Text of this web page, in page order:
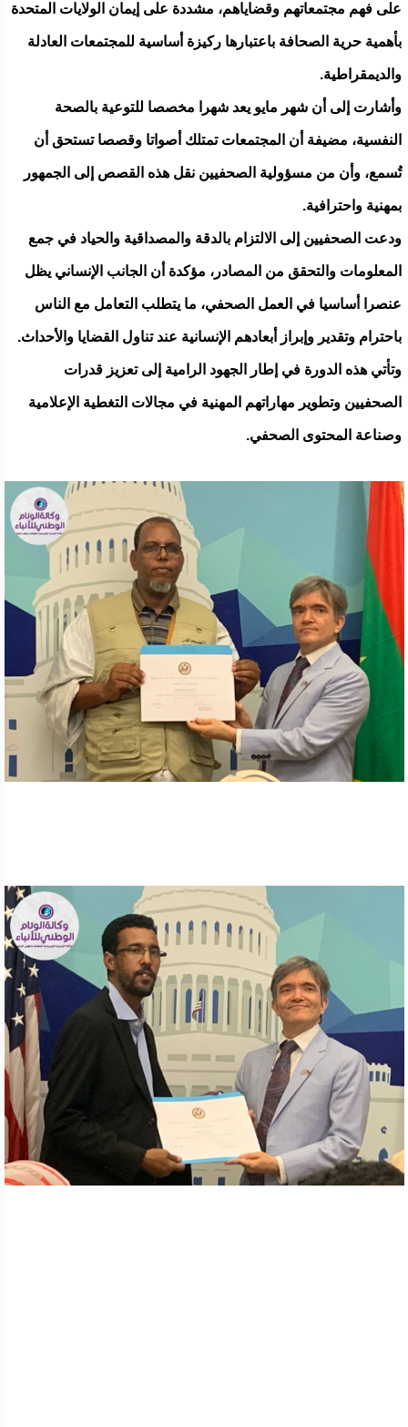
على فهم مجتمعاتهم وقضاياهم، مشددة على إيمان الولايات المتحدة
بأهمية حرية الصحافة باعتبارها ركيزة أساسية للمجتمعات العادلة
والديمقراطية.
وأشارت إلى أن شهر مايو يعد شهرا مخصصا للتوعية بالصحة
النفسية، مضيفة أن المجتمعات تمتلك أصواتا وقصصا تستحق أن
تُسمع، وأن من مسؤولية الصحفيين نقل هذه القصص إلى الجمهور
بمهنية واحترافية.
ودعت الصحفيين إلى الالتزام بالدقة والمصداقية والحياد في جمع
المعلومات والتحقق من المصادر، مؤكدة أن الجانب الإنساني يظل
عنصرا أساسيا في العمل الصحفي، ما يتطلب التعامل مع الناس
باحترام وتقدير وإبراز أبعادهم الإنسانية عند تناول القضايا والأحداث.
وتأتي هذه الدورة في إطار الجهود الرامية إلى تعزيز قدرات
الصحفيين وتطوير مهاراتهم المهنية في مجالات التغطية الإعلامية
وصناعة المحتوى الصحفي.